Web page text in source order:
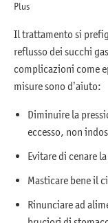
Plus
Il trattamento si
reflusso dei succhi
complicazioni come
misure sono d’aiuto:
Diminuire la
eccesso, non
Evitare di cenare
Masticare bene il
Rinunciare ad